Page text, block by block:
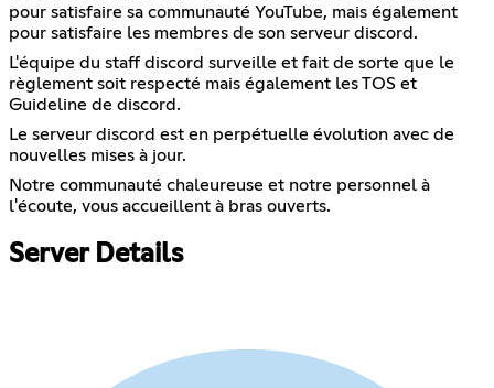
pour satisfaire sa communauté YouTube, mais également
pour satisfaire les membres de son serveur discord.
L'équipe du staff discord surveille et fait de sorte que le
règlement soit respecté mais également les TOS et
Guideline de discord.
Le serveur discord est en perpétuelle évolution avec de
nouvelles mises à jour.
Notre communauté chaleureuse et notre personnel à
l'écoute, vous accueillent à bras ouverts.
Server Details